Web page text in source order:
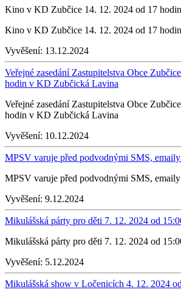
Kino v KD Zubčice 14. 12. 2024 od 17 hodin
Kino v KD Zubčice 14. 12. 2024 od 17 hodin
Vyvěšení: 13.12.2024
Veřejné zasedání Zastupitelstva Obce
hodin v KD Zubčická Lavina
Veřejné zasedání Zastupitelstva Obce
hodin v KD Zubčická Lavina
Vyvěšení: 10.12.2024
MPSV varuje před podvodnými SMS,
MPSV varuje před podvodnými SMS,
Vyvěšení: 9.12.2024
Mikulášská párty pro děti 7. 12. 2024 od
Mikulášská párty pro děti 7. 12. 2024 od
Vyvěšení: 5.12.2024
Mikulášská show v Ločenicích 4. 12. 2024